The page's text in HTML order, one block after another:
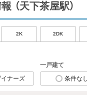
（天下茶屋駅）
2K 2DK
ナーズ
一戸建て
条件なし